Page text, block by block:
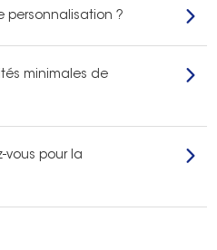
personnalisation ?
minimales de
vous pour la